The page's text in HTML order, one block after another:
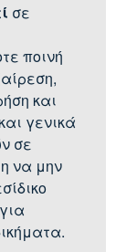
σε
ποινή
και
γενικά
σε
να μην